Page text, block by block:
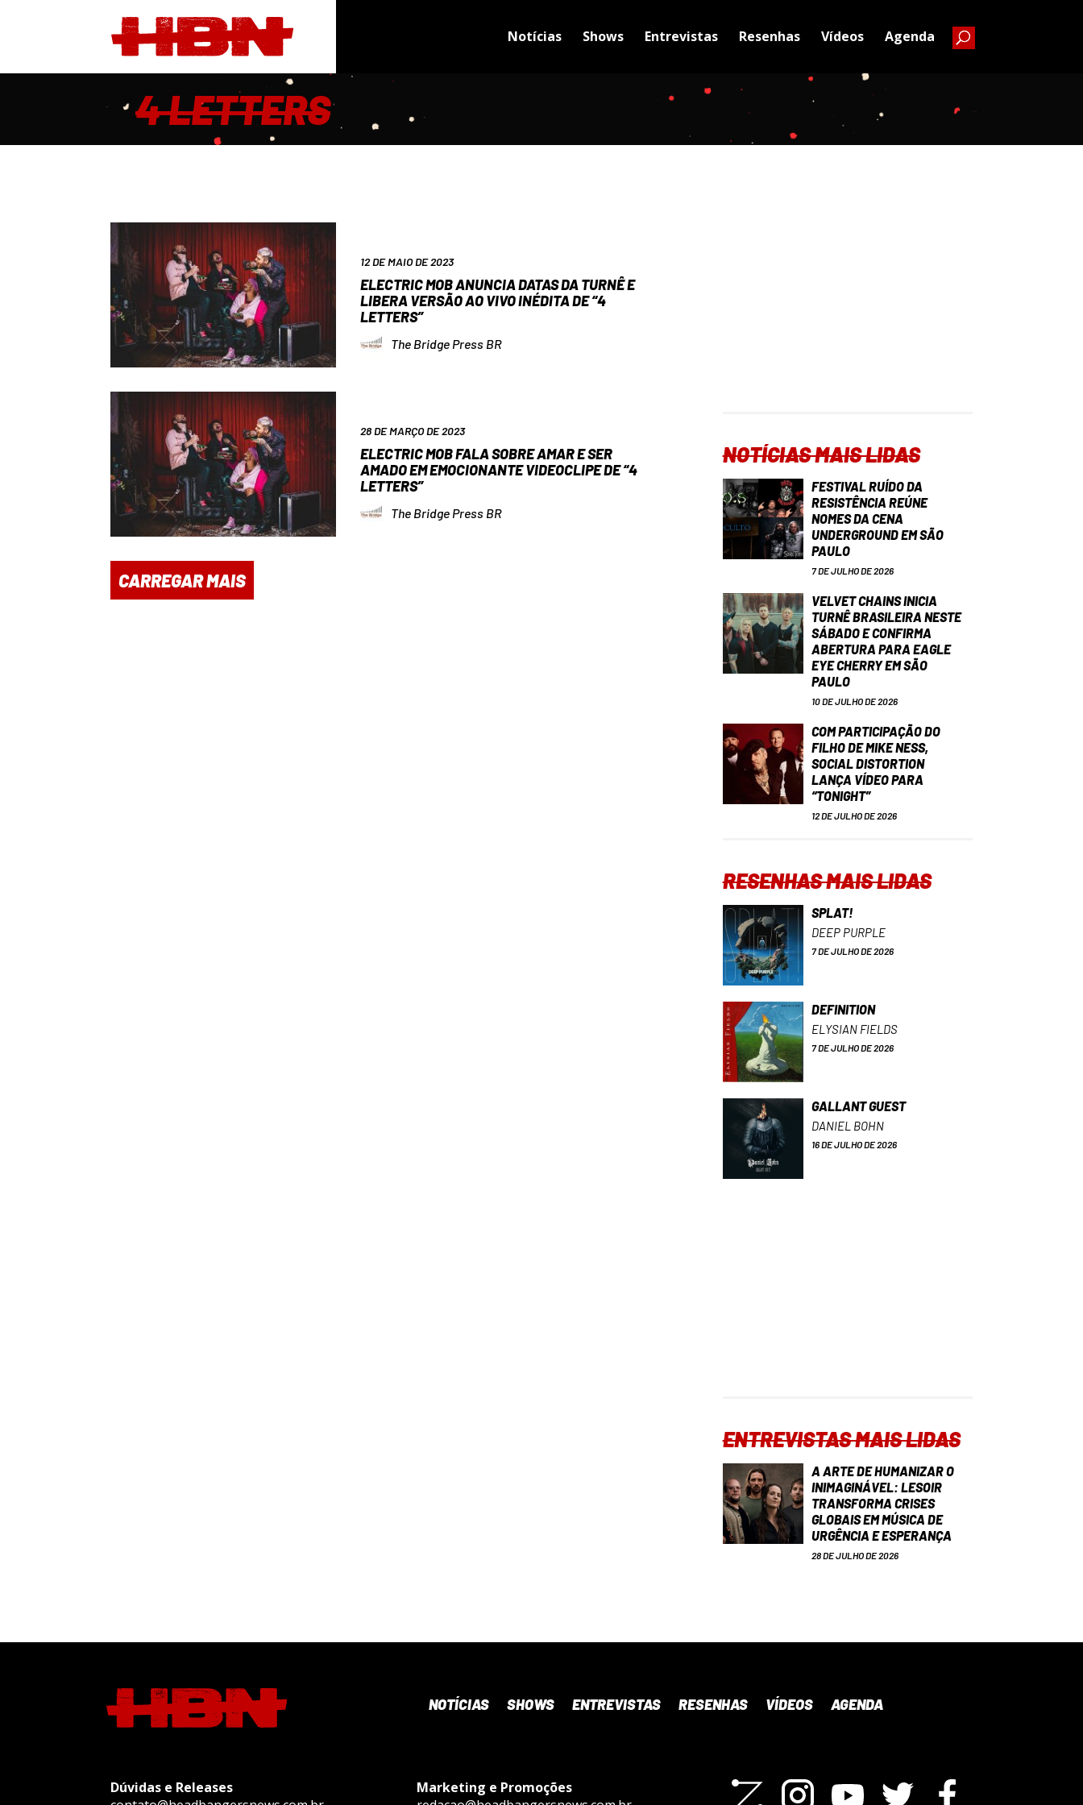
Notícias Shows Entrevistas Resenhas Vídeos Agenda
4 LETTERS
12 DE MAIO DE 2023
ELECTRIC MOB ANUNCIA DATAS DA TURNÊ E
LIBERA VERSÃO AO VIVO INÉDITA DE “4
LETTERS”
The Bridge Press BR
28 DE MARÇO DE 2023
ELECTRIC MOB FALA SOBRE AMAR E SER
AMADO EM EMOCIONANTE VIDEOCLIPE DE “4
LETTERS”
The Bridge Press BR
CARREGAR MAIS
NOTÍCIAS MAIS LIDAS
FESTIVAL RUÍDO DA
RESISTÊNCIA REÚNE
NOMES DA CENA
UNDERGROUND EM SÃO
PAULO
7 DE JULHO DE 2026
VELVET CHAINS INICIA
TURNÊ BRASILEIRA NESTE
SÁBADO E CONFIRMA
ABERTURA PARA EAGLE
EYE CHERRY EM SÃO
PAULO
10 DE JULHO DE 2026
COM PARTICIPAÇÃO DO
FILHO DE MIKE NESS,
SOCIAL DISTORTION
LANÇA VÍDEO PARA
“TONIGHT”
12 DE JULHO DE 2026
RESENHAS MAIS LIDAS
SPLAT!
DEEP PURPLE
7 DE JULHO DE 2026
DEFINITION
ELYSIAN FIELDS
7 DE JULHO DE 2026
GALLANT GUEST
DANIEL BOHN
16 DE JULHO DE 2026
ENTREVISTAS MAIS LIDAS
A ARTE DE HUMANIZAR O
INIMAGINÁVEL: LESOIR
TRANSFORMA CRISES
GLOBAIS EM MÚSICA DE
URGÊNCIA E ESPERANÇA
28 DE JULHO DE 2026
NOTÍCIAS SHOWS ENTREVISTAS RESENHAS VÍDEOS AGENDA
Dúvidas e Releases
Marketing e Promoções